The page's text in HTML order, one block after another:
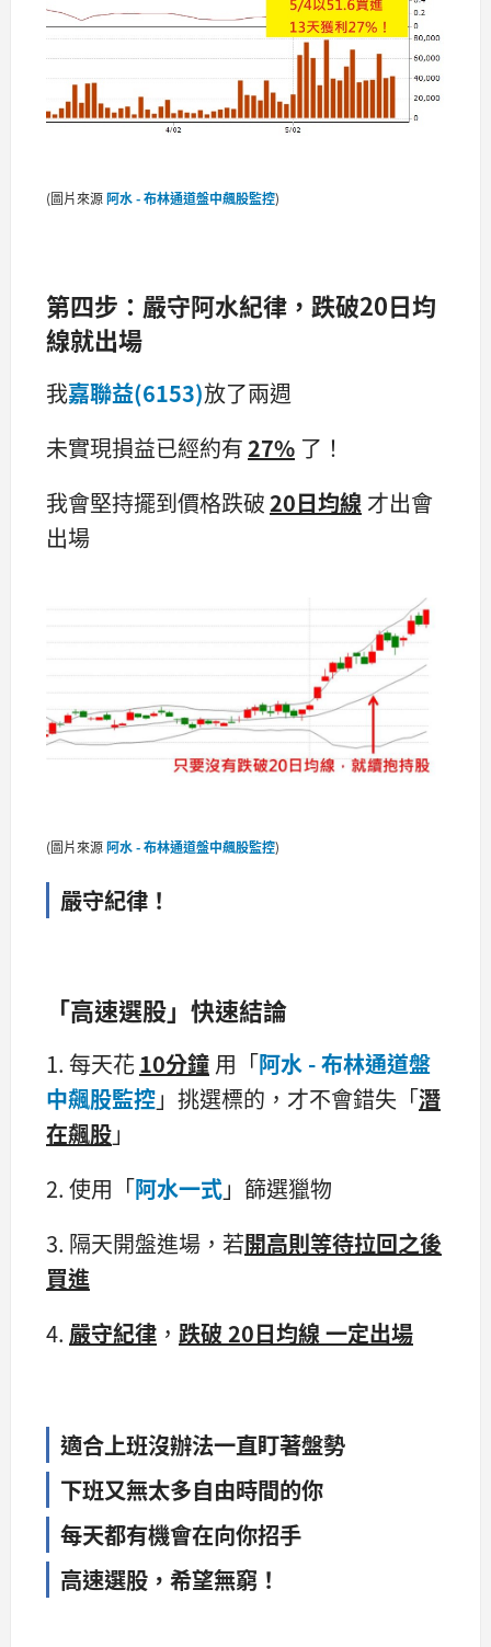
(圖片來源阿水 - 布林通道盤中飆股監控)
第四步：嚴守阿水紀律，跌破20日均
線就出場
我嘉聯益(6153)放了兩週
未實現損益已經約有 27% 了！
我會堅持擺到價格跌破20日均線 才出會
出場
(圖片來源阿水 - 布林通道盤中飆股監控)
嚴守紀律！
「高速選股」快速結論
1. 每天花 10分鐘 用「阿水 - 布林通道盤
中飆股監控」挑選標的，才不會錯失「潛
在飆股」
2. 使用「阿水一式」篩選獵物
3. 隔天開盤進場，若開高則等待拉回之後
買進
4. 嚴守紀律 ， 跌破 20日均線 一定出場
適合上班沒辦法一直盯著盤勢
下班又無太多自由時間的你
每天都有機會在向你招手
高速選股，希望無窮！